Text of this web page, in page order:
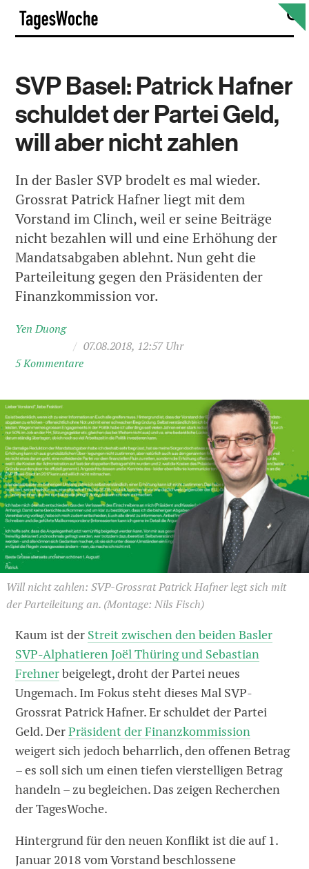
Skip
content
SVP Basel: Patrick Hafner
schuldet der Partei Geld,
will aber nicht zahlen
In der Basler SVP brodelt es mal wieder.
Grossrat Patrick Hafner liegt mit dem
Vorstand im Clinch, weil er seine Beiträge
nicht bezahlen will und eine Erhöhung der
Mandatsabgaben ablehnt. Nun geht die
Parteileitung gegen den Präsidenten der
Finanzkommission vor.
Yen Duong
/ 07.08.2018, 12:57 Uhr
5 Kommentare
Will nicht zahlen: SVP-Grossrat Patrick Hafner legt sich mit
der Parteileitung an. (Montage: Nils Fisch)
Kaum ist der Streit zwischen den beiden Basler
SVP-Alphatieren Joël Thüring und Sebastian
Frehnerbeigelegt, droht der Partei neues
Ungemach. Im Fokus steht dieses Mal SVP-
Grossrat Patrick Hafner. Er schuldet der Partei
Geld. DerPräsident der Finanzkommission
weigert sich jedoch beharrlich, den offenen Betrag
– es soll sich um einen tiefen vierstelligen Betrag
handeln – zu begleichen. Das zeigen Recherchen
der TagesWoche.
Hintergrund für den neuen Konflikt ist die auf 1.
Januar 2018 vom Vorstand beschlossene